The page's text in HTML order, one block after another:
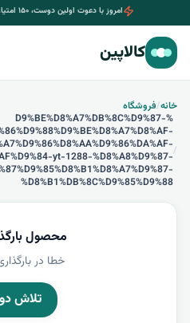
امروز با دعوت اولین دوست، ۱۵۰ امتیاز و بونوس قیمت بگیرید
کالاپین
خانه/فروشگاه
/
%D9%BE%D8%A7%DB%8C%D9%87-
yt-1288-%D8%A8%D9%87-
%D8%B1%DB%8C%D9%85%D9%88
محصول
خطا در
تلاش